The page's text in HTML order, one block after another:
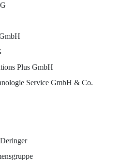
Plus GmbH
Service GmbH & Co.